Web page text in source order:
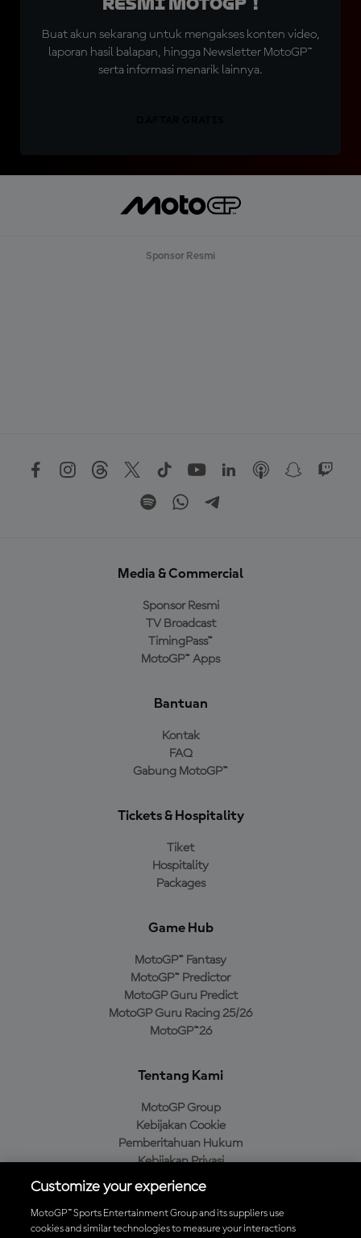
Resmi MotoGP™!
Buat akun sekarang untuk mengakses konten video,
laporan hasil balapan, hingga Newsletter MotoGP™
serta informasi menarik lainnya.
Sponsor Resmi
Media & Commercial
Sponsor Resmi
TV Broadcast
TimingPass™
MotoGP™ Apps
Bantuan
Kontak
FAQ
Gabung MotoGP™
Tickets & Hospitality
Tiket
Hospitality
Packages
Game Hub
MotoGP™ Fantasy
MotoGP™ Predictor
MotoGP Guru Predict
MotoGP Guru Racing 25/26
MotoGP™26
Tentang Kami
MotoGP Group
Kebijakan Cookie
Pemberitahuan Hukum
Kebijakan Privasi
Kebijakan Pembelian
Customize your experience
MotoGP™ Sports Entertainment Group and its suppliers use
cookies and similar technologies to measure your interactions